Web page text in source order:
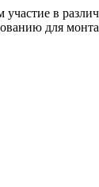
в
для